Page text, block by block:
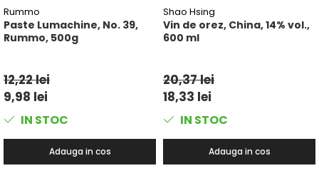
Rummo
Paste Lumachine, No. 39,
Rummo, 500g
12,22 lei
9,98 lei
IN STOC
Adauga in cos
Shao Hsing
Vin de orez, China, 14% vol.,
600 ml
20,37 lei
18,33 lei
IN STOC
Adauga in cos